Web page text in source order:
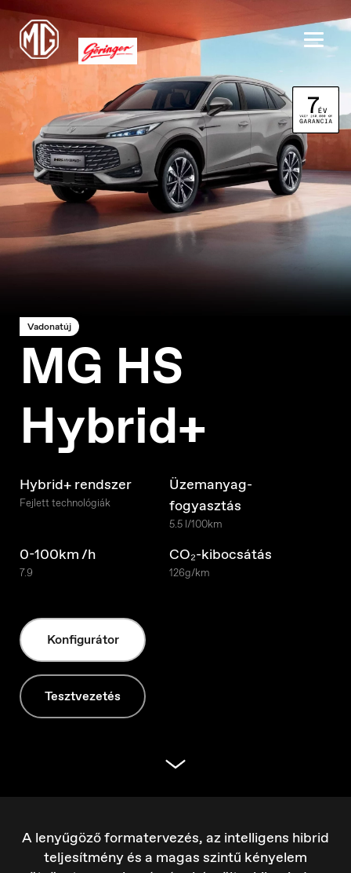
Nederlands
Belgique
Français
Vadonatúj
MG HS
Hybrid+
Hybrid+ rendszer
Fejlett technológiák
Üzemanyag-
fogyasztás
5.5 l/100km
0-100km /h
7.9
CO₂-kibocsátás
126g/km
Konfigurátor
Tesztvezetés
A lenyűgöző formatervezés, az intelligens hibrid
teljesítmény és a magas szintű kényelem